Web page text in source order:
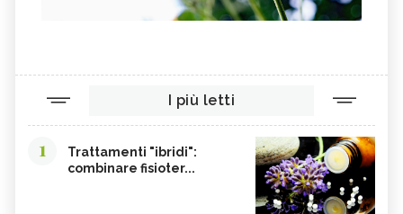
I più letti
1
Trattamenti "ibridi":
combinare fisioter...